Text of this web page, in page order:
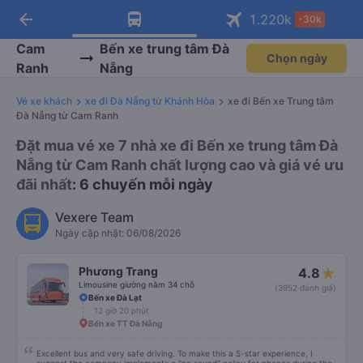
Tải app Vexere ngay!
Nhận ưu đãi thành viên độc
quyền
Mở app
Tải app Vexere
-30k/ghế khi đặt vé máy bay qua
app
Mở app
arrow_back 1.220k -30k
Cam
Ranh
Bến xe trung tâm Đà
Nẵng
Chọn ngày
Vé xe khách xe đi Đà Nẵng từ Khánh Hòa
xe đi Bến xe Trung tâm
Đà Nẵng từ Cam Ranh
Đặt mua vé xe 7 nhà xe đi Bến xe trung tâm Đà
Nẵng từ Cam Ranh chất lượng cao và giá vé ưu
đãi nhất: 6 chuyến mỗi ngày
Vexere Team
Ngày cập nhật: 06/08/2026
Phương Trang
Limousine giường nằm 34 chỗ
4.8
(3952 đánh giá)
Bến xe Đà Lạt
12 giờ 20 phút
Bến xe TT Đà Nẵng
Excellent bus and very safe driving. To make this a 5-star experience, I